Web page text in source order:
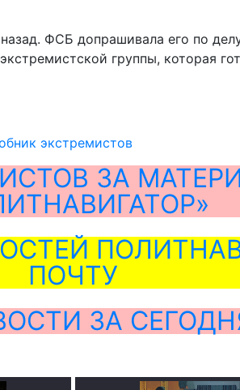
ФСБ допрашивала его по
группы, которая
экстремистов
ЗА
ПОЧТУ
ЗА